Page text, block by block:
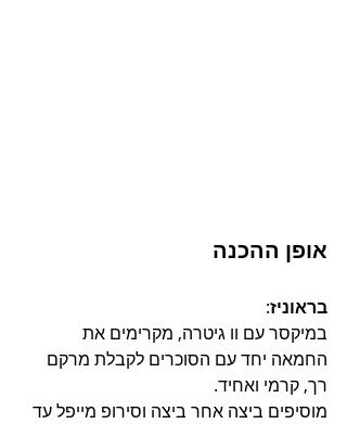
אופן ההכנה
בראוניז:
במיקסר עם וו גיטרה, מקרימים את
החמאה יחד עם הסוכרים לקבלת מרקם
רך, קרמי ואחיד.
מוסיפים ביצה אחר ביצה וסירופ מייפל עד